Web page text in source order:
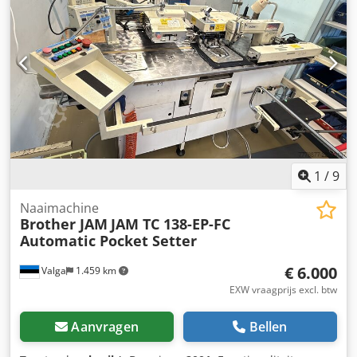
mm Tafel Tafelafmeting: 550 x 400 mm Tafelbelasting: 200
kg Spil Max. toerental spil: 12.000 tpm MACHINEGEGEVENS
Aantal assen: 5 Gewicht: 4.600 kg Elektrische gegevens
Spanningsvoorziening: 220 V, 3 fasen Frequentie: 50/60 Hz
Nominaal vermogen: 16,0 kVA Maximaal vermogen: 32,0
kVA Dodpfx Aexnwvpsgyowa UITRUSTING 2 pallets
1 /9
Valga 1.459 km
Naaimachine
Brother JAM JAM TC 138-EP-FC
Automatic Pocket Setter
€ 6.000
EXW vraagprijs excl. btw
Aanvragen Bellen